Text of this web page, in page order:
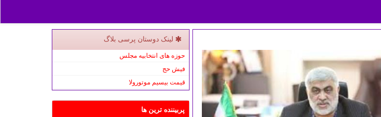
لینک دوستان پرسی بلاگ
حوزه های انتخابیه مجلس
فیش حج
قیمت بیسیم موتورولا
پربیننده ترین ها